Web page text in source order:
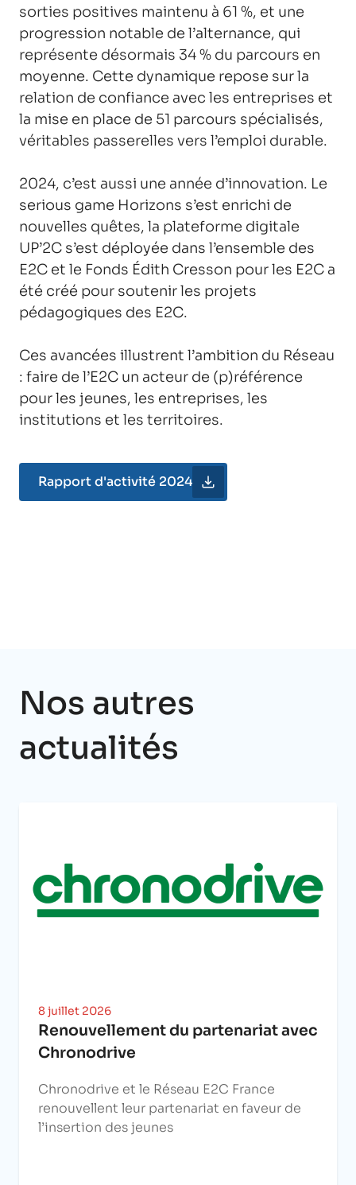
sorties positives maintenu à 61 %, et une
progression notable de l’alternance, qui
représente désormais 34 % du parcours en
moyenne. Cette dynamique repose sur la
relation de confiance avec les entreprises et
la mise en place de 51 parcours spécialisés,
véritables passerelles vers l’emploi durable.
2024, c’est aussi une année d’innovation. Le
serious game Horizons s’est enrichi de
nouvelles quêtes, la plateforme digitale
UP’2C s’est déployée dans l’ensemble des
E2C et le Fonds Édith Cresson pour les E2C a
été créé pour soutenir les projets
pédagogiques des E2C.
Ces avancées illustrent l’ambition du Réseau
: faire de l’E2C un acteur de (p)référence
pour les jeunes, les entreprises, les
institutions et les territoires.
Rapport d'activité 2024
Nos autres
actualités
8 juillet 2026
Renouvellement du partenariat avec
Chronodrive
Chronodrive et le Réseau E2C France
renouvellent leur partenariat en faveur de
l’insertion des jeunes